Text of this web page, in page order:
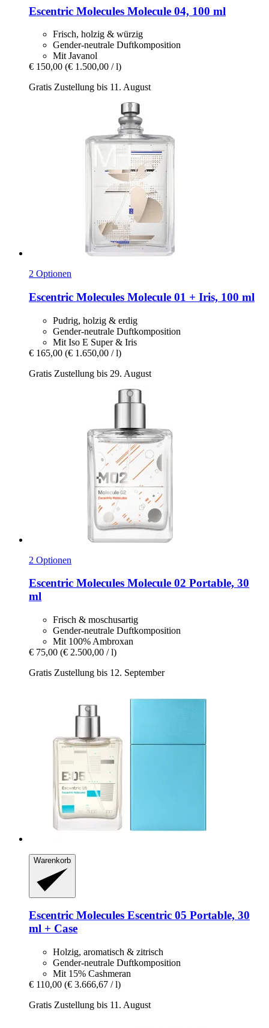
Escentric Molecules Molecule 04, 100 ml
Frisch, holzig & würzig
Gender-neutrale Duftkomposition
Mit Javanol
€ 150,00 (€ 1.500,00 / l)
Gratis Zustellung bis 11. August
2 Optionen
Escentric Molecules Molecule 01 + Iris, 100 ml
Pudrig, holzig & erdig
Gender-neutrale Duftkomposition
Mit Iso E Super & Iris
€ 165,00 (€ 1.650,00 / l)
Gratis Zustellung bis 29. August
2 Optionen
Escentric Molecules Molecule 02 Portable, 30
ml
Frisch & moschusartig
Gender-neutrale Duftkomposition
Mit 100% Ambroxan
€ 75,00 (€ 2.500,00 / l)
Gratis Zustellung bis 12. September
Warenkorb
Escentric Molecules Escentric 05 Portable, 30
ml + Case
Holzig, aromatisch & zitrisch
Gender-neutrale Duftkomposition
Mit 15% Cashmeran
€ 110,00 (€ 3.666,67 / l)
Gratis Zustellung bis 11. August